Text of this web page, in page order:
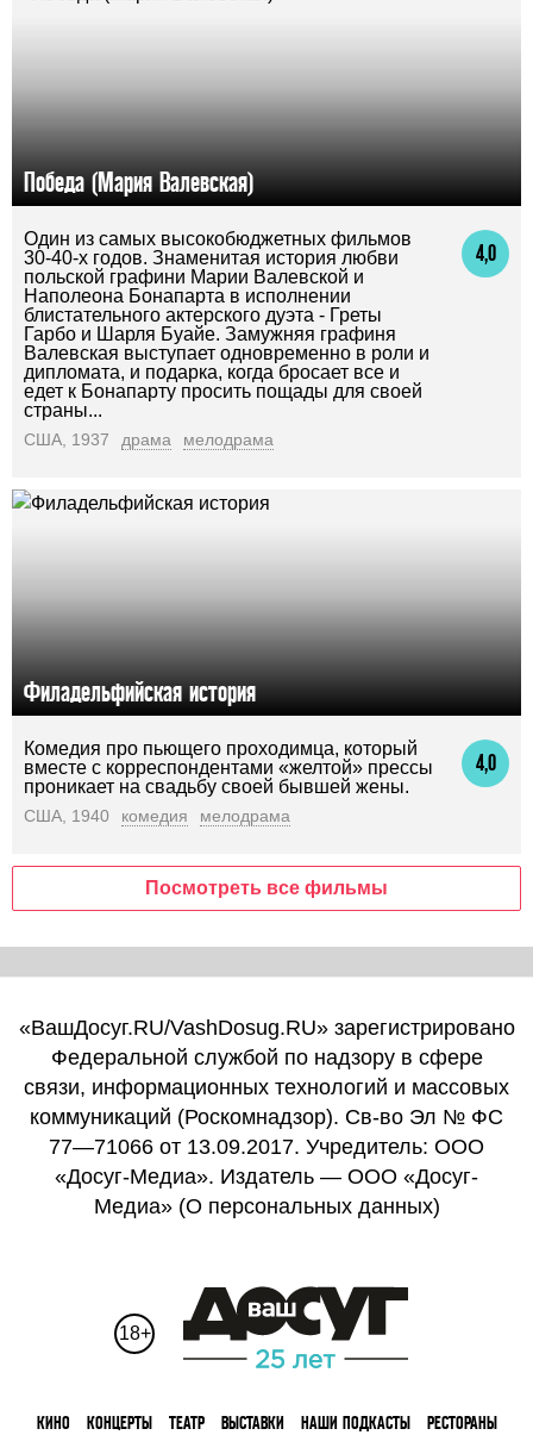
Победа (Мария Валевская)
4,0
Один из самых высокобюджетных фильмов
30-40-х годов. Знаменитая история любви
польской графини Марии Валевской и
Наполеона Бонапарта в исполнении
блистательного актерского дуэта - Греты
Гарбо и Шарля Буайе. Замужняя графиня
Валевская выступает одновременно в роли и
дипломата, и подарка, когда бросает все и
едет к Бонапарту просить пощады для своей
страны...
США, 1937 драма мелодрама
Филадельфийская история
4,0
Комедия про пьющего проходимца, который
вместе с корреспондентами «желтой» прессы
проникает на свадьбу своей бывшей жены.
США, 1940 комедия мелодрама
Посмотреть все фильмы
«ВашДосуг.RU/VashDosug.RU» зарегистрировано
Федеральной службой по надзору в сфере
связи, информационных технологий и массовых
коммуникаций (Роскомнадзор). Св-во Эл № ФС
77—71066 от 13.09.2017. Учредитель: ООО
«Досуг-Медиа». Издатель — ООО «Досуг-
Медиа» (О персональных данных)
18+
КИНО КОНЦЕРТЫ ТЕАТР ВЫСТАВКИ НАШИ ПОДКАСТЫ РЕСТОРАНЫ